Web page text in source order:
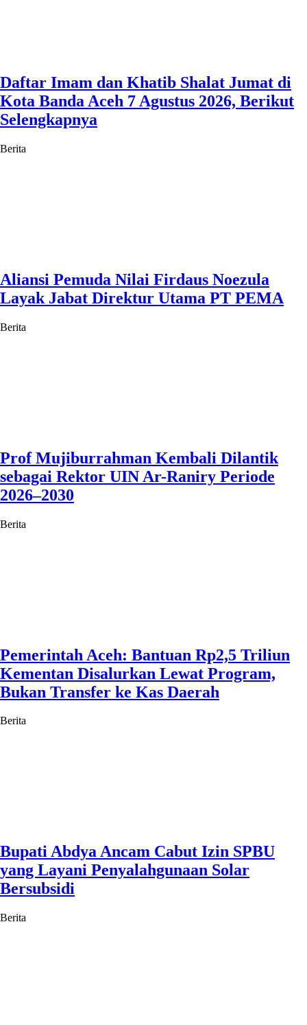
Daftar Imam dan Khatib Shalat Jumat di
Kota Banda Aceh 7 Agustus 2026, Berikut
Selengkapnya
Berita
Aliansi Pemuda Nilai Firdaus Noezula
Layak Jabat Direktur Utama PT PEMA
Berita
Prof Mujiburrahman Kembali Dilantik
sebagai Rektor UIN Ar-Raniry Periode
2026–2030
Berita
Pemerintah Aceh: Bantuan Rp2,5 Triliun
Kementan Disalurkan Lewat Program,
Bukan Transfer ke Kas Daerah
Berita
Bupati Abdya Ancam Cabut Izin SPBU
yang Layani Penyalahgunaan Solar
Bersubsidi
Berita